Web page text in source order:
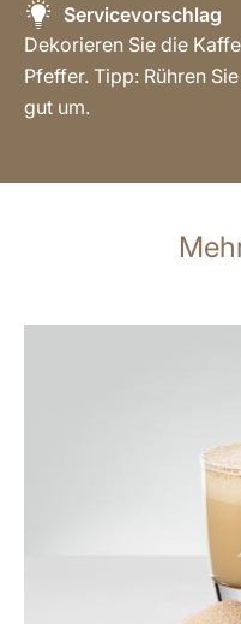
Servicevorschlag
Dekorieren Sie die
Pfeffer. Tipp: Rühren
gut um.